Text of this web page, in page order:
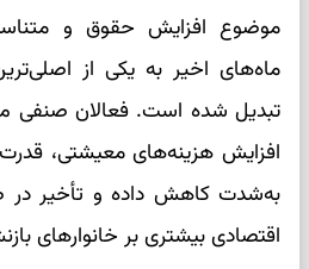
موضوع افزایش حقوق و
ماه‌های اخیر به یکی از
تبدیل شده است. فعالان صنفی
افزایش هزینه‌های معیشتی،
به‌شدت کاهش داده و تأخیر در
اقتصادی بیشتری بر خانوارهای